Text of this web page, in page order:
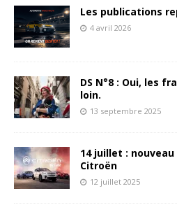
Les publications
4 avril 2026
DS N°8 : Oui, les
loin.
13 septembre 2025
14 juillet :
Citroën
12 juillet 2025